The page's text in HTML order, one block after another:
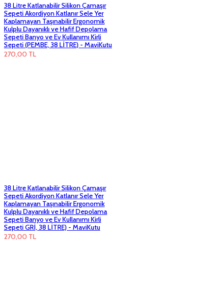
38 Litre Katlanabilir Silikon Çamaşır
Sepeti Akordiyon Katlanır Sele Yer
Kaplamayan Taşınabilir Ergonomik
Kulplu Dayanıklı ve Hafif Depolama
Sepeti Banyo ve Ev Kullanımı Kirli
Sepeti (PEMBE, 38 LİTRE) - MaviKutu
270,00 TL
38 Litre Katlanabilir Silikon Çamaşır
Sepeti Akordiyon Katlanır Sele Yer
Kaplamayan Taşınabilir Ergonomik
Kulplu Dayanıklı ve Hafif Depolama
Sepeti Banyo ve Ev Kullanımı Kirli
Sepeti GRİ, 38 LİTRE) - MaviKutu
270,00 TL